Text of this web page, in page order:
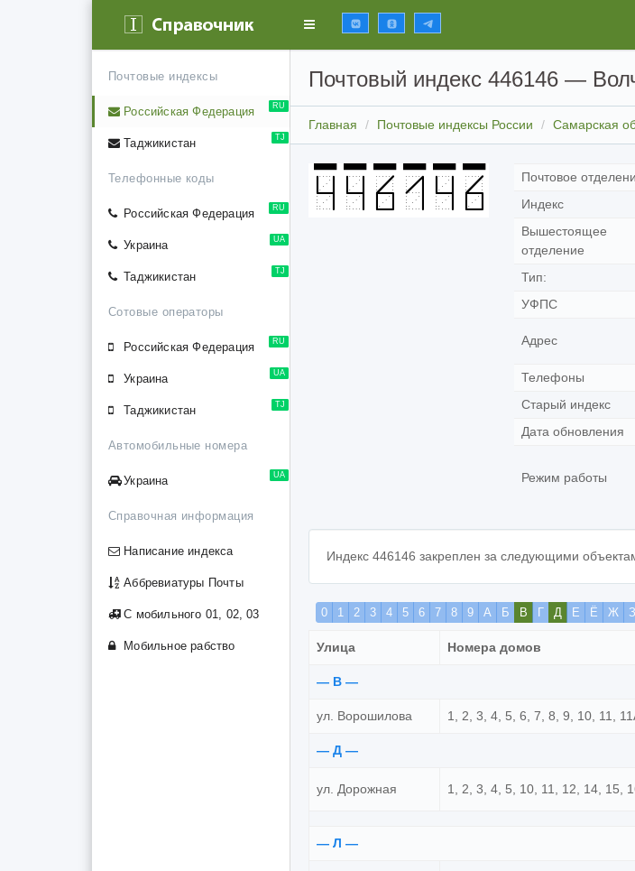
Почтовые индексы
RU
Российская Федерация
TJ
Таджикистан
Телефонные коды
RU
Российская Федерация
UA
Украина
TJ
Таджикистан
Сотовые операторы
RU
Российская Федерация
UA
Украина
TJ
Таджикистан
Автомобильные номера
UA
Украина
Справочная информация
Написание индекса
Аббревиатуры Почты
С мобильного 01, 02, 03
Мобильное рабство
Почтовый индекс 446146 —
Главная Почтовые индексы России Самарская
Почтовое
Индекс
Вышестоящее
отделение
Тип:
УФПС
Адрес
Телефоны
Старый индекс
Дата обновления
Режим работы
Индекс 446146 закреплен за следующими
0 1 2 3 4 5 6 7 8 9 А Б В Г Д Е Ё Ж З
Улица Номера домов
— В —
ул. Ворошилова 1, 2, 3, 4, 5, 6, 7, 8, 9, 10, 11,
— Д —
ул. Дорожная 1, 2, 3, 4, 5, 10, 11, 12, 14, 15,
— Л —